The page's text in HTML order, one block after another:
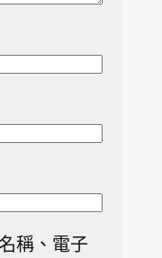
稱、電子